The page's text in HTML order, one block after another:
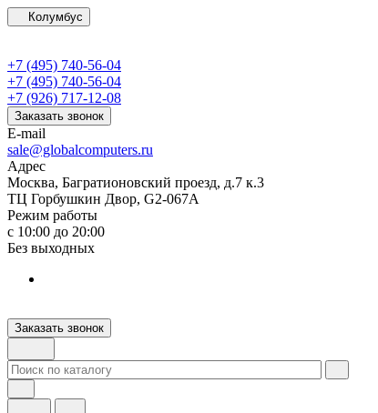
Колумбус
+7 (495) 740-56-04
+7 (495) 740-56-04
+7 (926) 717-12-08
Заказать звонок
E-mail
sale@globalcomputers.ru
Адрес
Москва, Багратионовский проезд, д.7 к.3
ТЦ Горбушкин Двор, G2-067A
Режим работы
с 10:00 до 20:00
Без выходных
Заказать звонок